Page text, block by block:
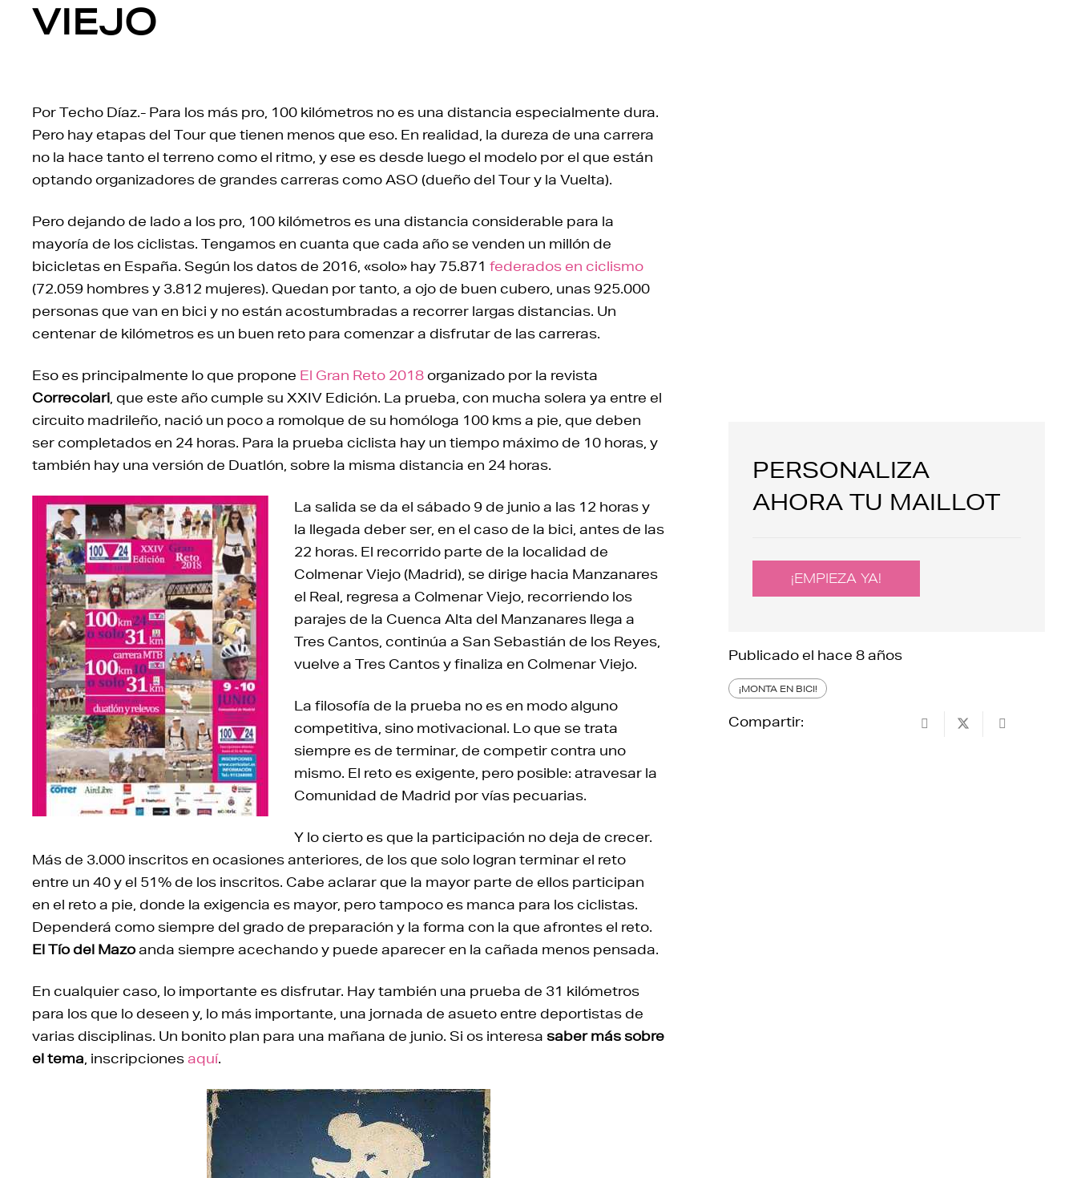
VIEJO
Por Techo Díaz.- Para los más pro, 100 kilómetros no es una distancia especialmente dura.
Pero hay etapas del Tour que tienen menos que eso. En realidad, la dureza de una carrera
no la hace tanto el terreno como el ritmo, y ese es desde luego el modelo por el que están
optando organizadores de grandes carreras como ASO (dueño del Tour y la Vuelta).
Pero dejando de lado a los pro, 100 kilómetros es una distancia considerable para la
mayoría de los ciclistas. Tengamos en cuanta que cada año se venden un millón de
bicicletas en España. Según los datos de 2016, «solo» hay 75.871 federados en ciclismo
(72.059 hombres y 3.812 mujeres). Quedan por tanto, a ojo de buen cubero, unas 925.000
personas que van en bici y no están acostumbradas a recorrer largas distancias. Un
centenar de kilómetros es un buen reto para comenzar a disfrutar de las carreras.
Eso es principalmente lo que propone El Gran Reto 2018organizado por la revista
Correcolari, que este año cumple su XXIV Edición. La prueba, con mucha solera ya entre el
circuito madrileño, nació un poco a romolque de su homóloga 100 kms a pie, que deben
ser completados en 24 horas. Para la prueba ciclista hay un tiempo máximo de 10 horas, y
también hay una versión de Duatlón, sobre la misma distancia en 24 horas.
La salida se da el sábado 9 de junio a las 12 horas y
la llegada deber ser, en el caso de la bici, antes de las
22 horas. El recorrido parte de la localidad de
Colmenar Viejo (Madrid), se dirige hacia Manzanares
el Real, regresa a Colmenar Viejo, recorriendo los
parajes de la Cuenca Alta del Manzanares llega a
Tres Cantos, continúa a San Sebastián de los Reyes,
vuelve a Tres Cantos y finaliza en Colmenar Viejo.
La filosofía de la prueba no es en modo alguno
competitiva, sino motivacional. Lo que se trata
siempre es de terminar, de competir contra uno
mismo. El reto es exigente, pero posible: atravesar la
Comunidad de Madrid por vías pecuarias.
Y lo cierto es que la participación no deja de crecer.
Más de 3.000 inscritos en ocasiones anteriores, de los que solo logran terminar el reto
entre un 40 y el 51% de los inscritos. Cabe aclarar que la mayor parte de ellos participan
en el reto a pie, donde la exigencia es mayor, pero tampoco es manca para los ciclistas.
Dependerá como siempre del grado de preparación y la forma con la que afrontes el reto.
El Tío del Mazoanda siempre acechando y puede aparecer en la cañada menos pensada.
En cualquier caso, lo importante es disfrutar. Hay también una prueba de 31 kilómetros
para los que lo deseen y, lo más importante, una jornada de asueto entre deportistas de
varias disciplinas. Un bonito plan para una mañana de junio. Si os interesa saber más sobre
el tema, inscripcionesaquí.
PERSONALIZA
AHORA TU MAILLOT
¡EMPIEZA YA!
Publicado el hace 8 años
¡MONTA EN BICI!
Compartir: